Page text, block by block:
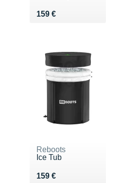
159 €
Vendu 159 €
Reboots
Ice Tub
159 €
Vendu 159 €